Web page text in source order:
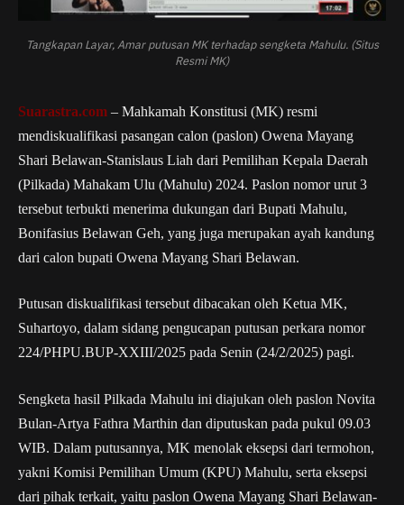
Tangkapan Layar, Amar putusan MK terhadap sengketa Mahulu. (Situs
Resmi MK)
Suarastra.com – Mahkamah Konstitusi (MK) resmi
mendiskualifikasi pasangan calon (paslon) Owena Mayang
Shari Belawan-Stanislaus Liah dari Pemilihan Kepala Daerah
(Pilkada) Mahakam Ulu (Mahulu) 2024. Paslon nomor urut 3
tersebut terbukti menerima dukungan dari Bupati Mahulu,
Bonifasius Belawan Geh, yang juga merupakan ayah kandung
dari calon bupati Owena Mayang Shari Belawan.
Putusan diskualifikasi tersebut dibacakan oleh Ketua MK,
Suhartoyo, dalam sidang pengucapan putusan perkara nomor
224/PHPU.BUP-XXIII/2025 pada Senin (24/2/2025) pagi.
Sengketa hasil Pilkada Mahulu ini diajukan oleh paslon Novita
Bulan-Artya Fathra Marthin dan diputuskan pada pukul 09.03
WIB. Dalam putusannya, MK menolak eksepsi dari termohon,
yakni Komisi Pemilihan Umum (KPU) Mahulu, serta eksepsi
dari pihak terkait, yaitu paslon Owena Mayang Shari Belawan-